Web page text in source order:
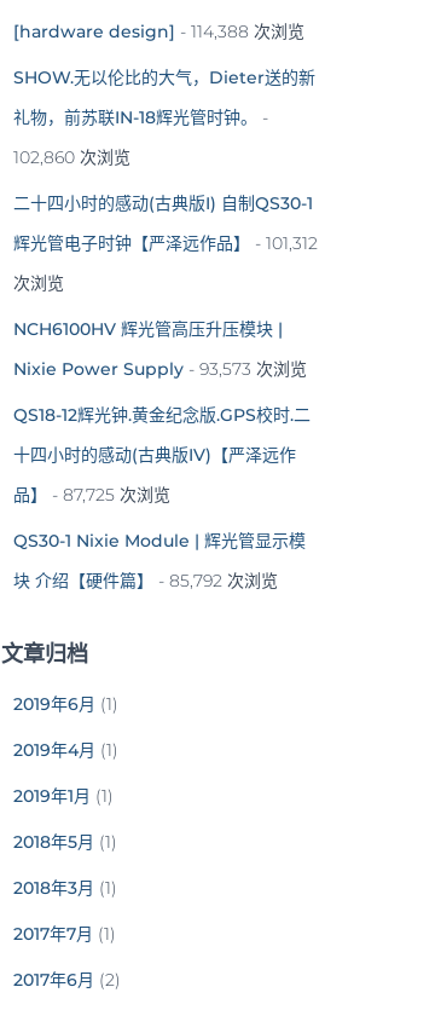
[hardware design] - 114,388 次浏览
SHOW.无以伦比的大气，Dieter送的新
礼物，前苏联IN-18辉光管时钟。
-
102,860 次浏览
二十四小时的感动(古典版I) 自制QS30-1
辉光管电子时钟【严泽远作品】
- 101,312
次浏览
NCH6100HV 辉光管高压升压模块 |
Nixie Power Supply- 93,573 次浏览
QS18-12辉光钟.黄金纪念版.GPS校时.二
十四小时的感动(古典版IV)【严泽远作
品】
- 87,725 次浏览
QS30-1 Nixie Module | 辉光管显示模
块 介绍【硬件篇】
- 85,792 次浏览
文章归档
2019年6月 (1)
2019年4月 (1)
2019年1月 (1)
2018年5月 (1)
2018年3月 (1)
2017年7月 (1)
2017年6月 (2)